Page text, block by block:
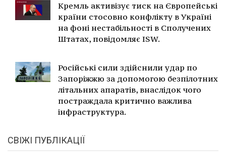
Кремль активізує тиск на Європейські
країни стосовно конфлікту в Україні
на фоні нестабільності в Сполучених
Штатах, повідомляє ISW.
Російські сили здійснили удар по
Запоріжжю за допомогою безпілотних
літальних апаратів, внаслідок чого
постраждала критично важлива
інфраструктура.
СВІЖІ ПУБЛІКАЦІЇ